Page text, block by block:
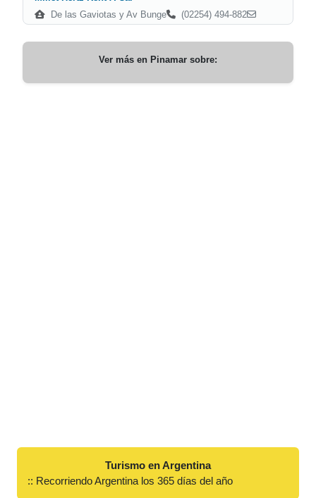
De las Gaviotas y Av Bunge
(02254) 494-882
Ver más en Pinamar sobre:
Turismo en Argentina
:: Recorriendo Argentina los 365 días del año